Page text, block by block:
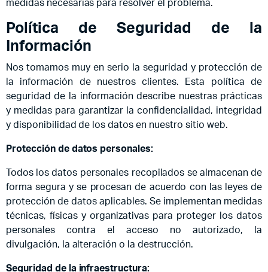
medidas necesarias para resolver el problema.
Política de Seguridad de la
Información
Nos tomamos muy en serio la seguridad y protección de
la información de nuestros clientes. Esta política de
seguridad de la información describe nuestras prácticas
y medidas para garantizar la confidencialidad, integridad
y disponibilidad de los datos en nuestro sitio web.
Protección de datos personales:
Todos los datos personales recopilados se almacenan de
forma segura y se procesan de acuerdo con las leyes de
protección de datos aplicables. Se implementan medidas
técnicas, físicas y organizativas para proteger los datos
personales contra el acceso no autorizado, la
divulgación, la alteración o la destrucción.
Seguridad de la infraestructura: